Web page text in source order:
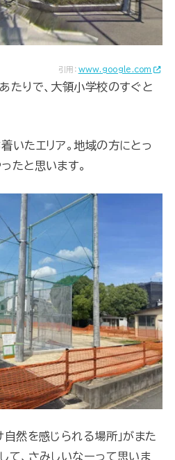
引用： www.google.com
たりで、大領小学校のすぐと
いたエリア。地域の方にとっ
たと思います。
自然を感じられる場所」がまた
て、さみしいなーって思いま